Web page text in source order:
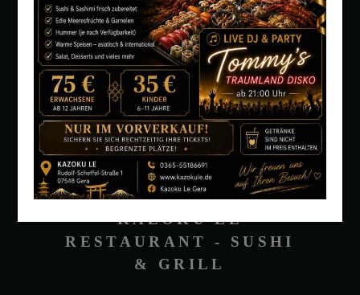
KAZOKU LE
RESTAURANT - SUSHI
& GRILL